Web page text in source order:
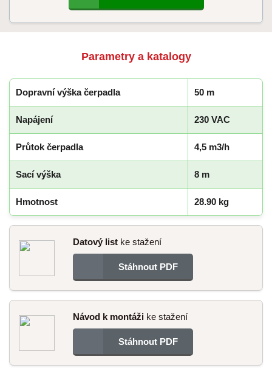
Parametry a katalogy
Dopravní výška čerpadla 50 m
Napájení 230 VAC
Průtok čerpadla 4,5 m3/h
Sací výška 8 m
Hmotnost 28.90 kg
Datový list ke stažení
Stáhnout PDF
Návod k montáži ke stažení
Stáhnout PDF